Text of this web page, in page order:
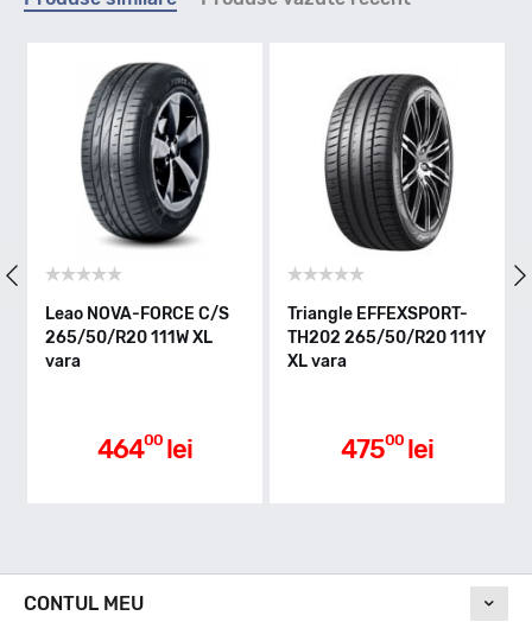
Indice greutate
Clasa de eficienta
C
Leao NOVA-FORCE C/S
265/50/R20 111W XL
vara
46400 lei
Triangle EFFEXSPORT-
TH202 265/50/R20 111Y
XL vara
47500 lei
CONTUL MEU